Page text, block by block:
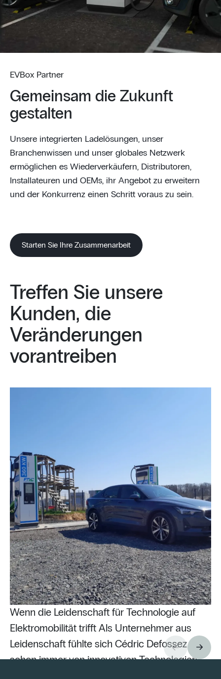
EVBox Partner
Gemeinsam die Zukunft
gestalten
Unsere integrierten Ladelösungen, unser
Branchenwissen und unser globales Netzwerk
ermöglichen es Wiederverkäufern, Distributoren,
Installateuren und OEMs, ihr Angebot zu erweitern
und der Konkurrenz einen Schritt voraus zu sein.
Starten Sie Ihre Zusammenarbeit
Treffen Sie unsere
Kunden, die
Veränderungen
vorantreiben
Wenn die Leidenschaft für Technologie auf
Elektromobilität trifft Als Unternehmer aus
Leidenschaft fühlte sich Cédric Defossez
schon immer von innovativen Technologien